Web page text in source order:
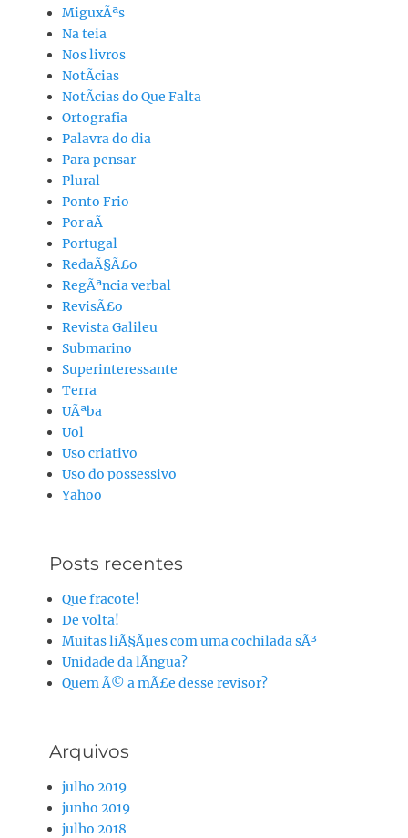
MiguxÃªs
Na teia
Nos livros
NotÃ­cias
NotÃ­cias do Que Falta
Ortografia
Palavra do dia
Para pensar
Plural
Ponto Frio
Por aÃ­
Portugal
RedaÃ§Ã£o
RegÃªncia verbal
RevisÃ£o
Revista Galileu
Submarino
Superinteressante
Terra
UÃªba
Uol
Uso criativo
Uso do possessivo
Yahoo
Posts recentes
Que fracote!
De volta!
Muitas liÃ§Ãµes com uma cochilada sÃ³
Unidade da lÃ­ngua?
Quem Ã© a mÃ£e desse revisor?
Arquivos
julho 2019
junho 2019
julho 2018